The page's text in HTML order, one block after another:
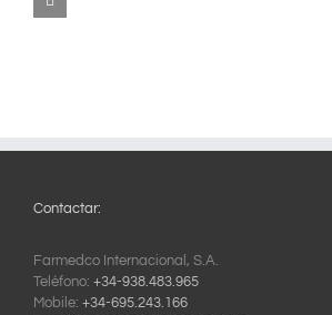
Contactar:
Farmedco Internacional, S.A.
Teléfono: +34-938.483.965
Mobile: +34-695.243.166